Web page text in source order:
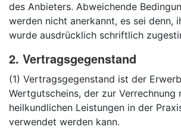
des Anbieters. Abweichende
werden nicht anerkannt, es sei denn,
wurde ausdrücklich schriftlich
2. Vertragsgegenstand
(1) Vertragsgegenstand ist der
Wertgutscheins, der zur Verrechnung
heilkundlichen Leistungen in der
verwendet werden kann.